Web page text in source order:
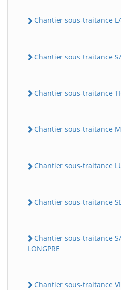
Chantier sous-traitance LA
Chantier sous-traitance
Chantier sous-traitance
Chantier sous-traitance
Chantier sous-traitance
Chantier sous-traitance
Chantier sous-traitance
LONGPRE
Chantier sous-traitance